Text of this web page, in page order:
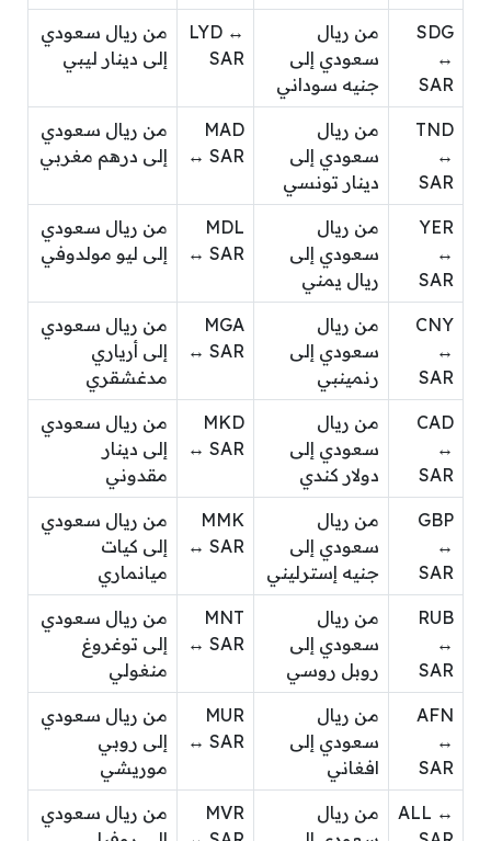
SDG
↔
SAR
من ريال
سعودي إلى
جنيه سوداني
LYD ↔
SAR
من ريال سعودي
إلى دينار ليبي
TND
↔
SAR
من ريال
سعودي إلى
دينار تونسي
MAD
↔ SAR
من ريال سعودي
إلى درهم مغربي
YER
↔
SAR
من ريال
سعودي إلى
ريال يمني
MDL
↔ SAR
من ريال سعودي
إلى ليو مولدوفي
CNY
↔
SAR
من ريال
سعودي إلى
رنمينبي
MGA
↔ SAR
من ريال سعودي
إلى أرياري
مدغشقري
CAD
↔
SAR
من ريال
سعودي إلى
دولار كندي
MKD
↔ SAR
من ريال سعودي
إلى دينار
مقدوني
GBP
↔
SAR
من ريال
سعودي إلى
جنيه إسترليني
MMK
↔ SAR
من ريال سعودي
إلى كيات
ميانماري
RUB
↔
SAR
من ريال
سعودي إلى
روبل روسي
MNT
↔ SAR
من ريال سعودي
إلى توغروغ
منغولي
AFN
↔
SAR
من ريال
سعودي إلى
افغاني
MUR
↔ SAR
من ريال سعودي
إلى روبي
موريشي
ALL ↔
من ريال
MVR
من ريال سعودي